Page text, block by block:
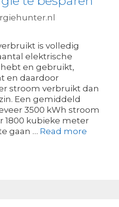
is volledig
elektrische
en gebruikt,
en daardoor
stroom verbruikt dan
Een gemiddeld
3500 kWh stroom
1800 kubieke meter
gaan … Read more